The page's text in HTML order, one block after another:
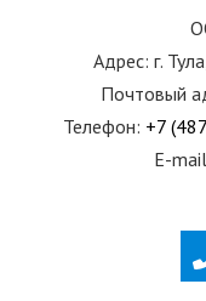
Адрес: г.
Почтовый
Телефон: +7
E-